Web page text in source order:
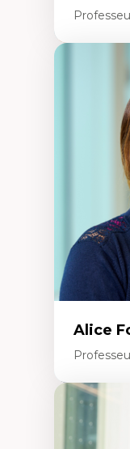
Les
l'affect,
dans
Alice
Expertises